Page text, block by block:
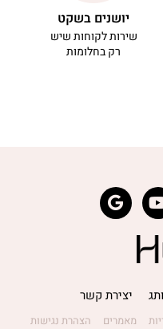
יושנים בשקט
שירות לקוחות שיש
רק בחלומות
יצירת קשר
מאמרים הצהרת נגישות